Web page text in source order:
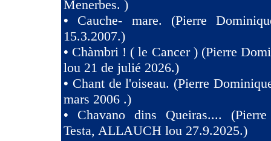
Menerbes. )
• Cauche- mare. (Pierre
15.3.2007.)
• Chàmbri ! ( le Cancer ) (Pierre
lou 21 de julié 2026.)
• Chant de l'oiseau. (Pierre
mars 2006 .)
• Chavano dins Queiras....
Testa, ALLAUCH lou 27.9.2025.)